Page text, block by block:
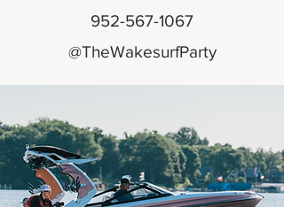
952-567-1067
@TheWakesurfParty